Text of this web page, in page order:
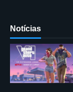
Notícias